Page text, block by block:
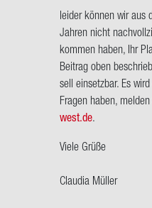
2000…
auf
Ich
hab
AB-​
negativ,
ich…
von
Hel­
Wen­
lei­der kön­nen wir aus
Jah­ren nicht
kom­men haben, Ihr
Bei­trag oben
sell ein­setz­bar. Es
Fra­gen haben,
west.de.
Viele Grüße
Clau­dia Mül­ler